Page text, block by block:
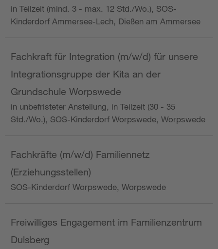
in Teilzeit (mind. 3 - max. 12 Std./Wo.), SOS-
Kinderdorf Ammersee-Lech, Dießen am Ammersee
Fachkraft für Integration (m/w/d) für unsere
Integrationsgruppe der Kita an der
Grundschule Worpswede
in unbefristeter Anstellung, in Teilzeit (30 - 35
Std./Wo.), SOS-Kinderdorf Worpswede, Worpswede
Fachkräfte (m/w/d) Familiennetz
(Erziehungsstellen)
SOS-Kinderdorf Worpswede, Worpswede
Freiwilliges Engagement im Familienzentrum
Dulsberg